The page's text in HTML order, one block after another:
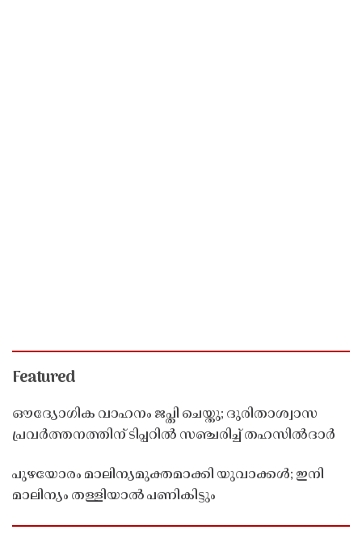
Featured
ഔദ്യോഗിക വാഹനം ജപ്തി ചെയ്തു; ദുരിതാശ്വാസ
പ്രവർത്തനത്തിന് ടിപ്പറിൽ സഞ്ചരിച്ച് തഹസിൽദാർ
പുഴയോരം മാലിന്യമുക്തമാക്കി യുവാക്കൾ; ഇനി
മാലിന്യം തള്ളിയാൽ പണികിട്ടും